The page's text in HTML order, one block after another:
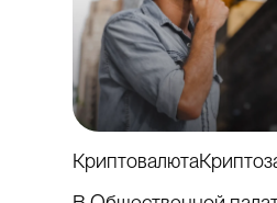
Криптовалюта